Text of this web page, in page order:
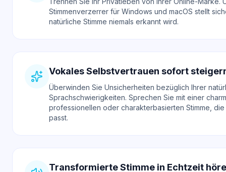
Stimmenverzerrer für Windows und macOS stellt
natürliche Stimme niemals erkannt wird.
Vokales Selbstvertrauen sofort
Überwinden Sie Unsicherheiten bezüglich Ihrer
Sprachschwierigkeiten. Sprechen Sie mit einer
professionellen oder charakterbasierten Stimme, die
passt.
Transformierte Stimme in Echtzeit